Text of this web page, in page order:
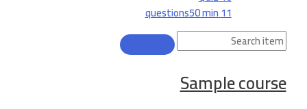
11 questions
50 min
Sample course